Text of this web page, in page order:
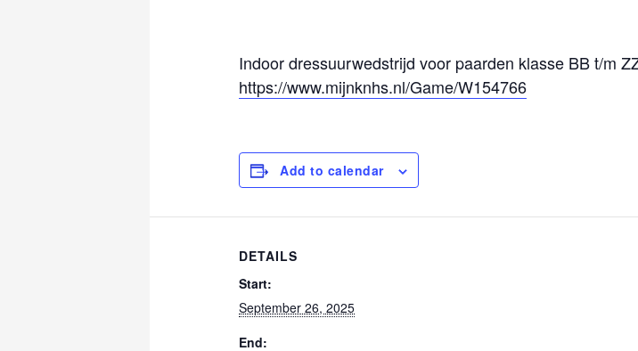
Indoor dressuurwedstrijd voor paarden klasse BB t/m
https://www.mijnknhs.nl/Game/W154766
Add to calendar
DETAILS
Start:
September 26, 2025
End: